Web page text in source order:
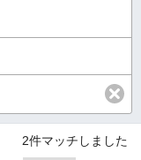
2件マッチしました